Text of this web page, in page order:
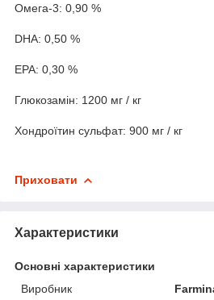
Омега-3: 0,90 %
DHA: 0,50 %
EPA: 0,30 %
Глюкозамін: 1200 мг / кг
Хондроїтин сульфат: 900 мг / кг
Приховати
Характеристики
Основні характеристики
Виробник